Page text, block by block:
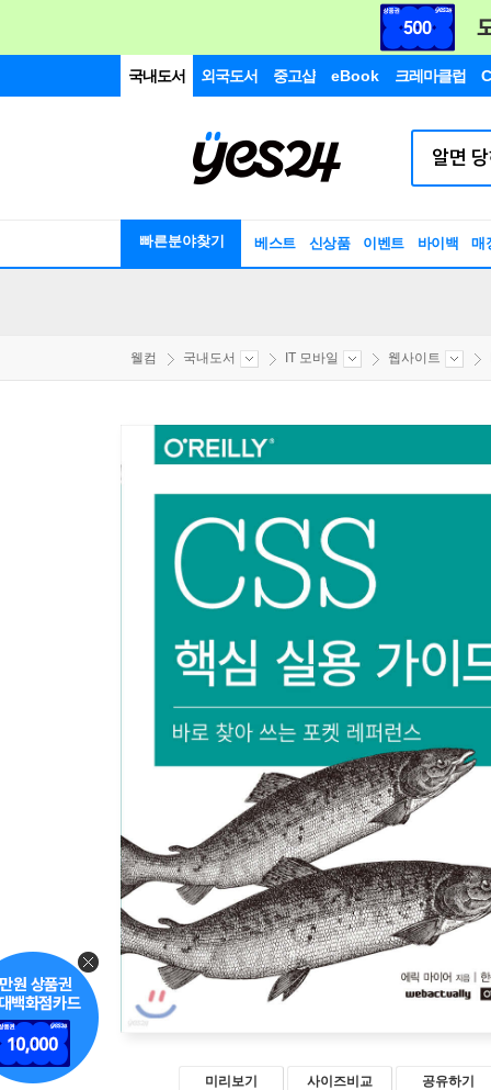
국내도서 외국도서 중고샵 eBook 크레마클럽
빠른분야찾기 베스트 신상품 이벤트 바이백 매
웰컴 국내도서 IT 모바일 웹사이트
미리보기 사이즈비교 공유하기